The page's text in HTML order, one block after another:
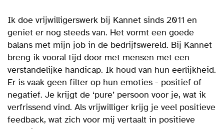
Ik doe vrijwilligerswerk bij Kannet sinds 2011 en
geniet er nog steeds van. Het vormt een goede
balans met mijn job in de bedrijfswereld. Bij Kannet
breng ik vooral tijd door met mensen met een
verstandelijke handicap. Ik houd van hun eerlijkheid.
Er is vaak geen filter op hun emoties - positief of
negatief. Je krijgt de ‘pure’ persoon voor je, wat ik
verfrissend vind. Als vrijwilliger krijg je veel positieve
feedback, wat zich voor mij vertaalt in positieve